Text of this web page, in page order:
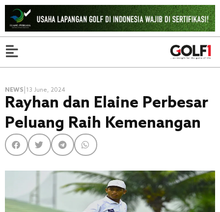
NEWS| 13 June, 2024
Rayhan dan Elaine Perbesar
Peluang Raih Kemenangan